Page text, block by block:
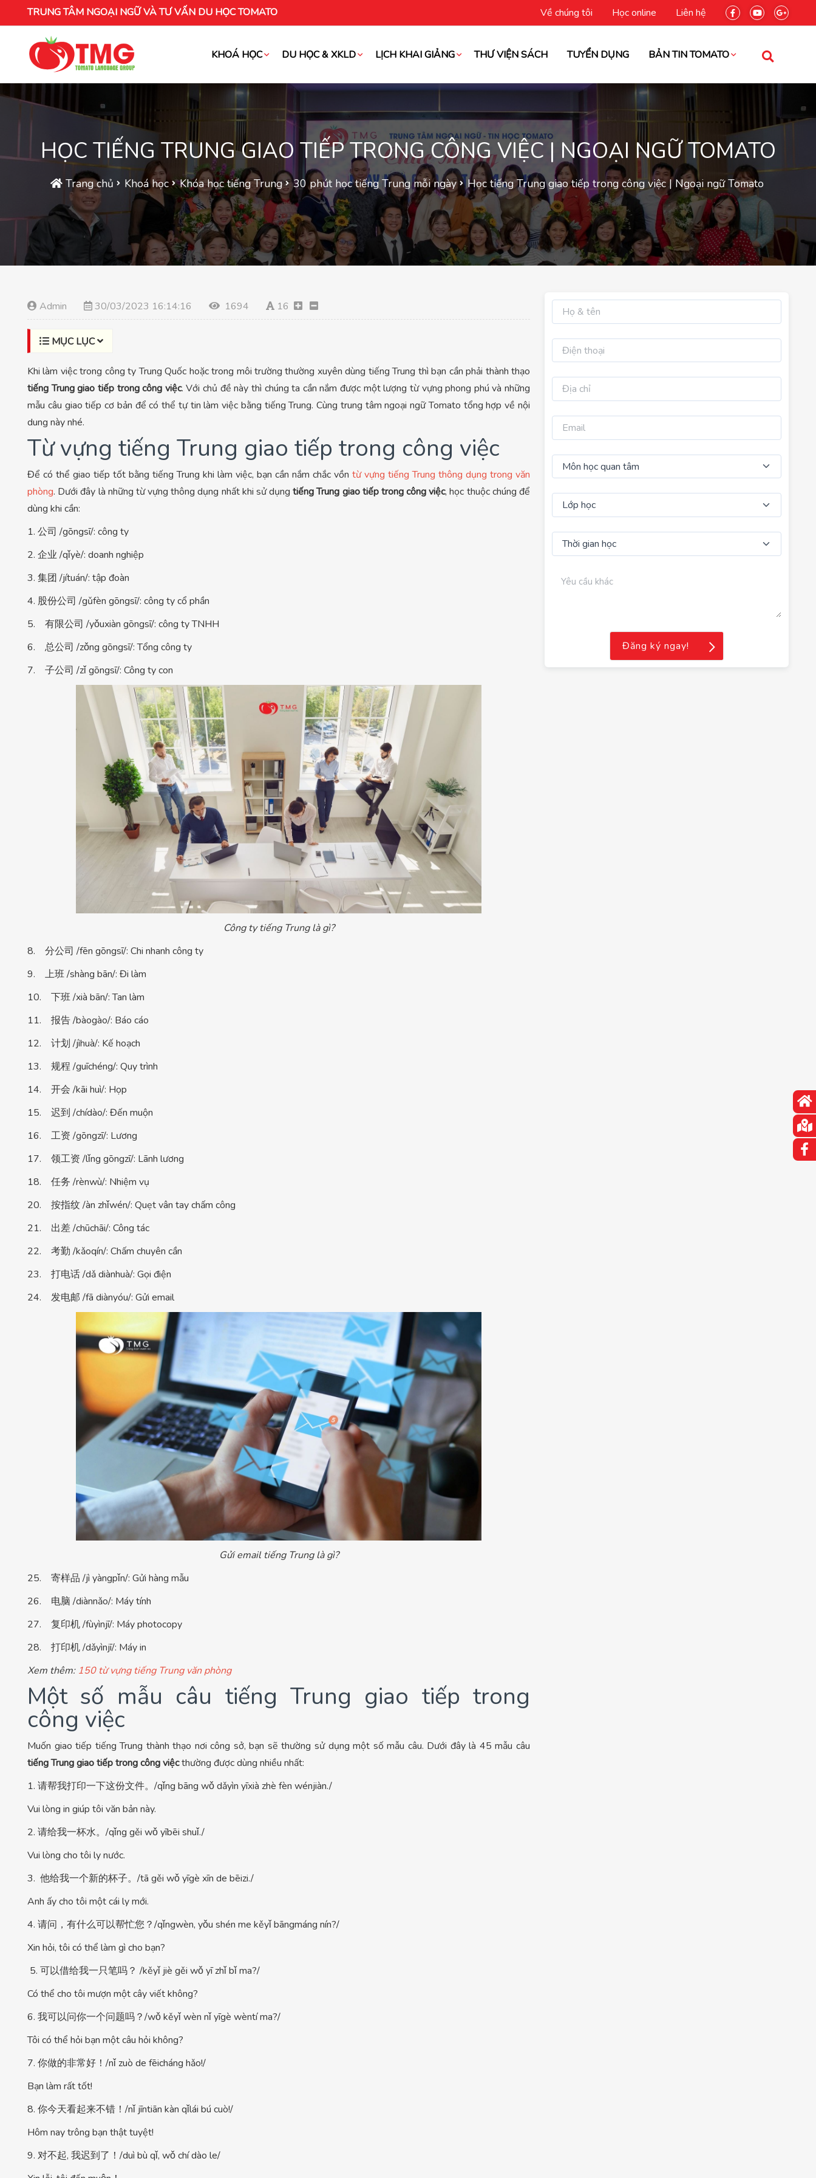
TRUNG TÂM NGOẠI NGỮ VÀ TƯ VẤN DU HỌC TOMATO Về chúng tôi Học online Liên hệ
KHOÁ HỌC DU HỌC & XKLD LỊCH KHAI GIẢNG THƯ VIỆN SÁCH TUYỂN DỤNG BẢN TIN TOMATO
HỌC TIẾNG TRUNG GIAO TIẾP TRONG CÔNG VIỆC | NGOẠI NGỮ TOMATO
Trang chủ Khoá học Khóa học tiếng Trung 30 phút học tiếng Trung mỗi ngày Học tiếng Trung giao tiếp trong công việc | Ngoại ngữ Tomato
Admin 30/03/2023 16:14:16 1694 16
MỤC LỤC
Khi làm việc trong công ty Trung Quốc hoặc trong môi trường thường xuyên dùng tiếng Trung thì bạn cần phải thành thạo
tiếng Trung giao tiếp trong công việc. Với chủ đề này thì chúng ta cần nắm được một lượng từ vựng phong phú và những
mẫu câu giao tiếp cơ bản để có thể tự tin làm việc bằng tiếng Trung. Cùng trung tâm ngoại ngữ Tomato tổng hợp về nội
dung này nhé.
Từ vựng tiếng Trung giao tiếp trong công việc
Để có thể giao tiếp tốt bằng tiếng Trung khi làm việc, bạn cần nắm chắc vồn từ vựng tiếng Trung thông dụng trong văn
phòng. Dưới đây là những từ vựng thông dụng nhất khi sử dụngtiếng Trung giao tiếp trong công việc, học thuộc chúng để
dùng khi cần:
1. 公司 /gōngsī/: công ty
2. 企业 /qǐyè/: doanh nghiệp
3. 集团 /jítuán/: tập đoàn
4. 股份公司 /gǔfèn gōngsī/: công ty cổ phần
5. 有限公司 /yǒuxiàn gōngsī/: công ty TNHH
6. 总公司 /zǒng gōngsī/: Tổng công ty
7. 子公司 /zǐ gōngsī/: Công ty con
Công ty tiếng Trung là gì?
8. 分公司 /fēn gōngsī/: Chi nhanh công ty
9. 上班 /shàng bān/: Đi làm
10. 下班 /xià bān/: Tan làm
11. 报告 /bàogào/: Báo cáo
12. 计划 /jìhuà/: Kế hoạch
13. 规程 /guīchéng/: Quy trình
14. 开会 /kāi huì/: Họp
15. 迟到 /chídào/: Đến muộn
16. 工资 /gōngzī/: Lương
17. 领工资 /lǐng gōngzī/: Lãnh lương
18. 任务 /rènwù/: Nhiệm vụ
20. 按指纹 /àn zhǐwén/: Quẹt vân tay chấm công
21. 出差 /chūchāi/: Công tác
22. 考勤 /kǎoqín/: Chấm chuyên cần
23. 打电话 /dǎ diànhuà/: Gọi điện
24. 发电邮 /fā diànyóu/: Gửi email
Gửi email tiếng Trung là gì?
25. 寄样品 /jì yàngpǐn/: Gửi hàng mẫu
26. 电脑 /diànnǎo/: Máy tính
27. 复印机 /fùyìnjī/: Máy photocopy
28. 打印机 /dǎyìnjī/: Máy in
Xem thêm: 150 từ vựng tiếng Trung văn phòng
Một số mẫu câu tiếng Trung giao tiếp trong
công việc
Muốn giao tiếp tiếng Trung thành thạo nơi công sở, bạn sẽ thường sử dụng một số mẫu câu. Dưới đây là 45 mẫu câu
tiếng Trung giao tiếp trong công việcthường được dùng nhiều nhất:
1. 请帮我打印一下这份文件。/qǐng bāng wǒ dǎyìn yīxià zhè fèn wénjiàn./
Vui lòng in giúp tôi văn bản này.
2. 请给我一杯水。/qǐng gěi wǒ yībēi shuǐ./
Vui lòng cho tôi ly nước.
3. 他给我一个新的杯子。/tā gěi wǒ yīgè xīn de bēizi./
Anh ấy cho tôi một cái ly mới.
4. 请问，有什么可以帮忙您？/qǐngwèn, yǒu shén me kěyǐ bāngmáng nín?/
Xin hỏi, tôi có thể làm gì cho bạn?
5. 可以借给我一只笔吗？ /kěyǐ jiè gěi wǒ yī zhǐ bǐ ma?/
Có thể cho tôi mượn một cây viết không?
6. 我可以问你一个问题吗？/wǒ kěyǐ wèn nǐ yīgè wèntí ma?/
Tôi có thể hỏi bạn một câu hỏi không?
7. 你做的非常好！/nǐ zuò de fēicháng hǎo!/
Bạn làm rất tốt!
8. 你今天看起来不错！/nǐ jīntiān kàn qǐlái bú cuò!/
Hôm nay trông bạn thật tuyệt!
9. 对不起, 我迟到了！/duì bù qǐ, wǒ chí dào le/
Đăng ký ngay!